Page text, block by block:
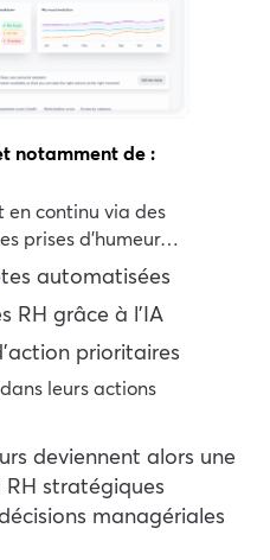
notamment de :
en continu via des
prises d’humeur…
automatisées
RH grâce à l’IA
prioritaires
leurs actions
deviennent alors une
stratégiques
managériales